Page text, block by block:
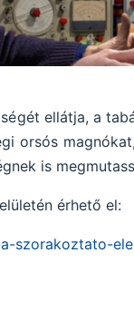
ellátja, a
orsós
is
érhető el:
szorakoztato-